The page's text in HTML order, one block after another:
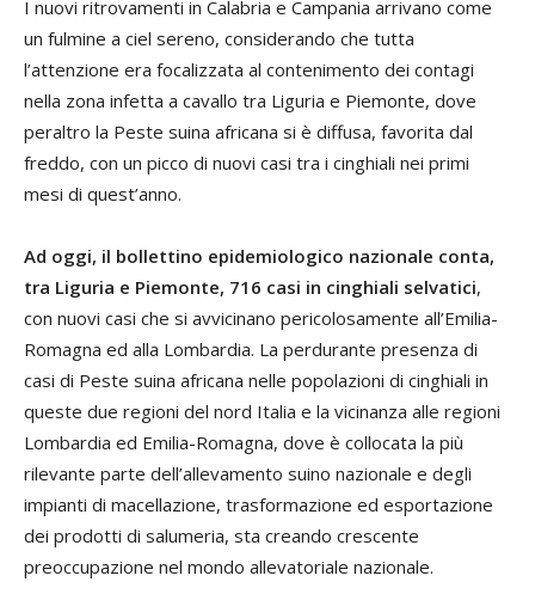
I nuovi ritrovamenti in Calabria e Campania arrivano come
un fulmine a ciel sereno, considerando che tutta
l’attenzione era focalizzata al contenimento dei contagi
nella zona infetta a cavallo tra Liguria e Piemonte, dove
peraltro la Peste suina africana si è diffusa, favorita dal
freddo, con un picco di nuovi casi tra i cinghiali nei primi
mesi di quest’anno.
Ad oggi, il bollettino epidemiologico nazionale conta,
tra Liguria e Piemonte, 716 casi in cinghiali selvatici,
con nuovi casi che si avvicinano pericolosamente all’Emilia-
Romagna ed alla Lombardia. La perdurante presenza di
casi di Peste suina africana nelle popolazioni di cinghiali in
queste due regioni del nord Italia e la vicinanza alle regioni
Lombardia ed Emilia-Romagna, dove è collocata la più
rilevante parte dell’allevamento suino nazionale e degli
impianti di macellazione, trasformazione ed esportazione
dei prodotti di salumeria, sta creando crescente
preoccupazione nel mondo allevatoriale nazionale.